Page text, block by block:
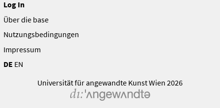
Log In
Über die base
Nutzungsbedingungen
Impressum
DE EN
Universität für angewandte Kunst Wien 2026